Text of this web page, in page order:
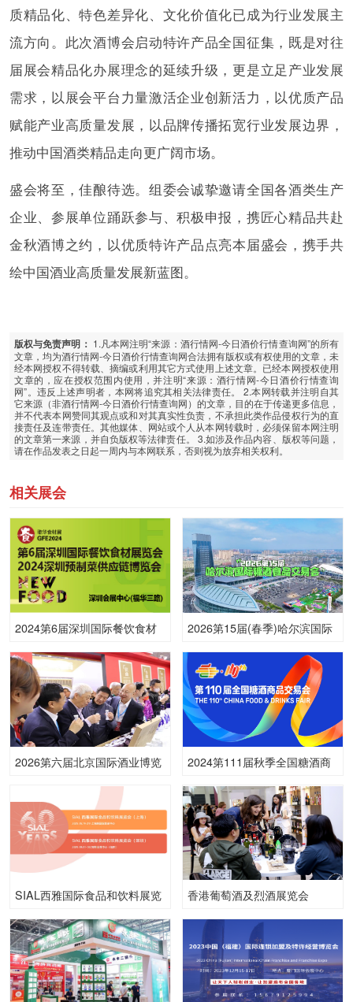
质精品化、特色差异化、文化价值化已成为行业发展主
流方向。此次酒博会启动特许产品全国征集，既是对往
届展会精品化办展理念的延续升级，更是立足产业发展
需求，以展会平台力量激活企业创新活力，以优质产品
赋能产业高质量发展，以品牌传播拓宽行业发展边界，
推动中国酒类精品走向更广阔市场。
盛会将至，佳酿待选。组委会诚挚邀请全国各酒类生产
企业、参展单位踊跃参与、积极申报，携匠心精品共赴
金秋酒博之约，以优质特许产品点亮本届盛会，携手共
绘中国酒业高质量发展新蓝图。
版权与免责声明： 1.凡本网注明“来源：酒行情网-今日酒价行情查询网”的所有
文章，均为酒行情网-今日酒价行情查询网合法拥有版权或有权使用的文章，未
经本网授权不得转载、摘编或利用其它方式使用上述文章。已经本网授权使用
文章的，应在授权范围内使用，并注明“来源：酒行情网-今日酒价行情查询
网”。违反上述声明者，本网将追究其相关法律责任。 2.本网转载并注明自其
它来源（非酒行情网-今日酒价行情查询网）的文章，目的在于传递更多信息，
并不代表本网赞同其观点或和对其真实性负责，不承担此类作品侵权行为的直
接责任及连带责任。其他媒体、网站或个人从本网转载时，必须保留本网注明
的文章第一来源，并自负版权等法律责任。 3.如涉及作品内容、版权等问题，
请在作品发表之日起一周内与本网联系，否则视为放弃相关权利。
相关展会
2024第6届深圳国际餐饮食材
2026第15届(春季)哈尔滨国际
2026第六届北京国际酒业博览
2024第111届秋季全国糖酒商
SIAL西雅国际食品和饮料展览
会（上海）
香港葡萄酒及烈酒展览会
ProWine Asia